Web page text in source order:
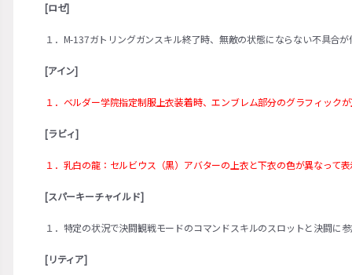
[ロゼ]
１．M-137ガトリングガンスキル終了時、無敵の状態にならない不具合
[アイン]
１．ベルダー学院指定制服上衣装着時、エンブレム部分のグラフィック
[ラビィ]
１．乳白の龍：セルビウス（黒）アバターの上衣と下衣の色が異なって
[スパーキーチャイルド]
１．特定の状況で決闘観戦モードのコマンドスキルのスロットと決闘に
[リティア]